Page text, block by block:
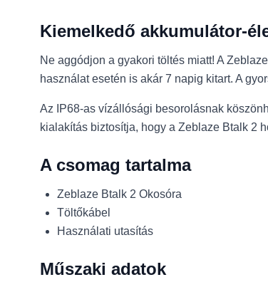
Kiemelkedő akkumulátor-
Ne aggódjon a gyakori töltés miatt! A
használat esetén is akár 7 napig kitart. A
Az IP68-as vízállósági besorolásnak
kialakítás biztosítja, hogy a Zeblaze Btalk 2
A csomag tartalma
Zeblaze Btalk 2 Okosóra
Töltőkábel
Használati utasítás
Műszaki adatok